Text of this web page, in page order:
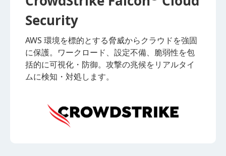
Security
AWS 環境を標的とする脅威からクラウドを強固
に保護。ワークロード、設定不備、脆弱性を包
括的に可視化・防御。攻撃の兆候をリアルタイ
ムに検知・対処します。